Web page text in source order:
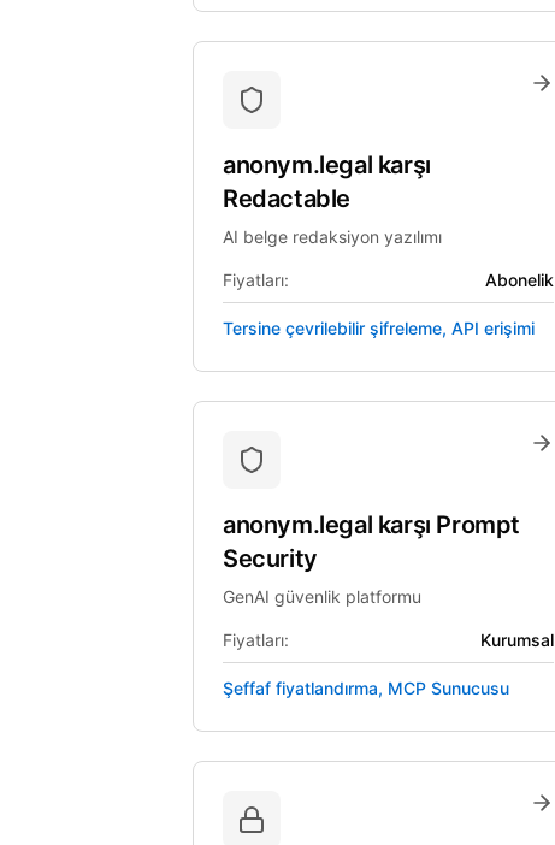
anonym.legal karşı
Redactable
AI belge redaksiyon yazılımı
Fiyatları: Abonelik
Tersine çevrilebilir şifreleme, API erişimi
anonym.legal karşı Prompt
Security
GenAI güvenlik platformu
Fiyatları: Kurumsal
Şeffaf fiyatlandırma, MCP Sunucusu